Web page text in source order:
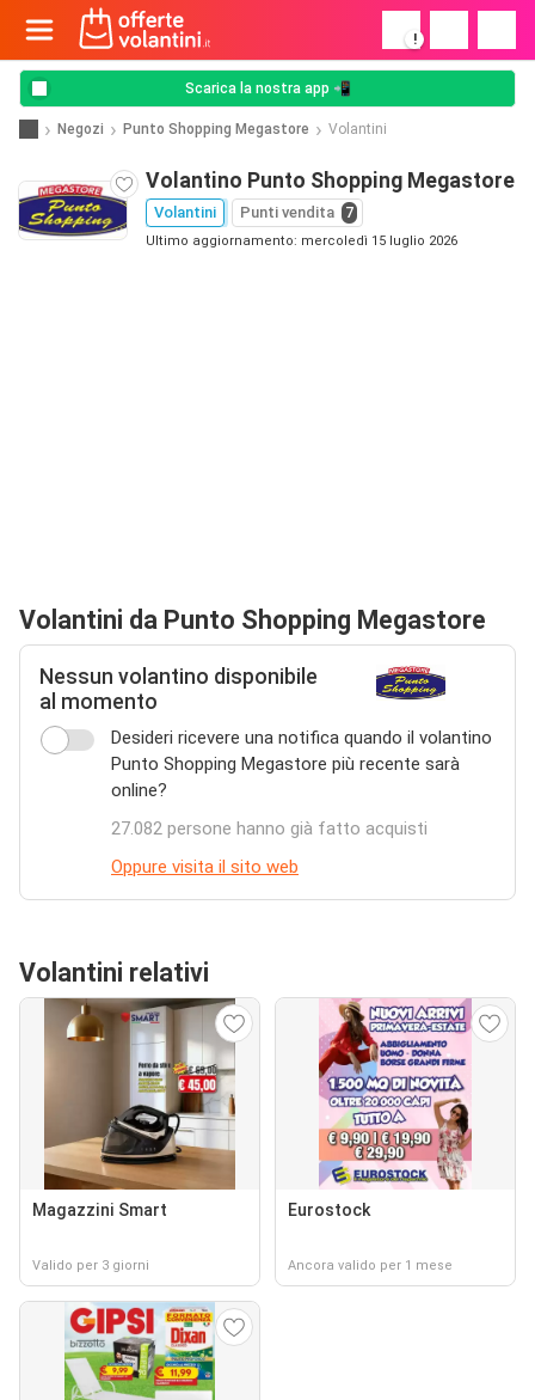
!
Scarica la nostra app 📲
Negozi Punto Shopping Megastore Volantini
Volantino Punto Shopping Megastore
Volantini Punti vendita 7
Ultimo aggiornamento: mercoledì 15 luglio 2026
Volantini da Punto Shopping Megastore
Nessun volantino disponibile
al momento
Desideri ricevere una notifica quando il volantino
Punto Shopping Megastore più recente sarà
online?
27.082 persone hanno già fatto acquisti
Oppure visita il sito web
Volantini relativi
Magazzini Smart
Valido per 3 giorni
Eurostock
Ancora valido per 1 mese